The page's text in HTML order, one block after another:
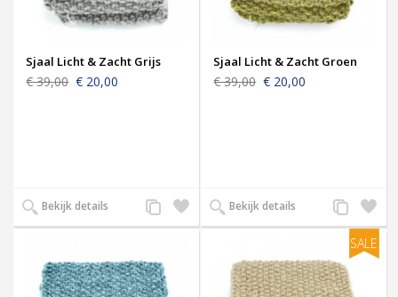
Sjaal Licht & Zacht Grijs
€ 39,00 € 20,00
Bekijk details
Zet
op
Voeg
toe
productvergelijking
Sjaal Licht & Zacht Groen
€ 39,00 € 20,00
Bekijk details
Zet
op
Voeg
toe
aanSALE